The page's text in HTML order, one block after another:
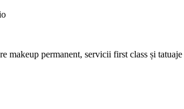
makeup permanent, servicii first class și tatuaje